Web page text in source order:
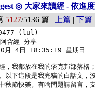
◎ 大家來讀經 - 依進
5127/5136 篇 | 上篇 | 下篇
(lul)
含經 分享
月 4日 18:35:19 星期日
，我都放在我的痞克邦部落格
以下這段是我完稿的白話文，
秋節快樂。有啥問題請留言，